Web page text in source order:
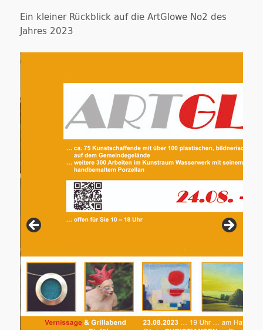
Ein kleiner Rückblick auf die ArtGlowe No2 des
Jahres 2023